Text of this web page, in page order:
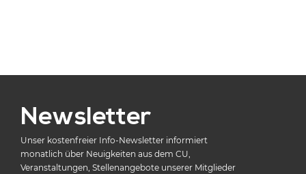
Newsletter
Unser kostenfreier Info-Newsletter informiert
monatlich über Neuigkeiten aus dem CU,
Veranstaltungen, Stellenangebote unserer Mitglieder